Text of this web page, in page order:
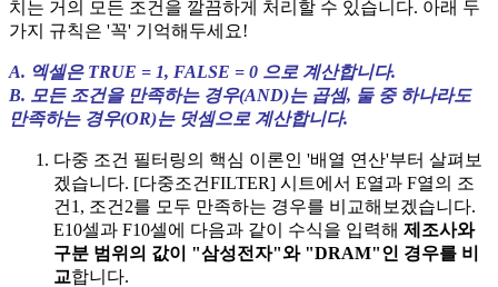
치는 거의 모든 조건을 깔끔하게 처리할 수 있습니다. 아래 두
가지 규칙은 '꼭' 기억해두세요!
A. 엑셀은 TRUE = 1, FALSE = 0 으로 계산합니다.
B. 모든 조건을 만족하는 경우(AND)는 곱셈, 둘 중 하나라도
만족하는 경우(OR)는 덧셈으로 계산합니다.
다중 조건 필터링의 핵심 이론인 '배열 연산'부터 살펴보
겠습니다. [다중조건FILTER] 시트에서 E열과 F열의 조
건1, 조건2를 모두 만족하는 경우를 비교해보겠습니다.
E10셀과 F10셀에 다음과 같이 수식을 입력해 제조사와
구분 범위의 값이 "삼성전자"와 "DRAM"인 경우를 비
교합니다.